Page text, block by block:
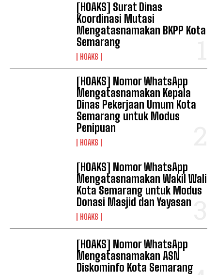
[HOAKS] Surat Dinas
Koordinasi Mutasi
Mengatasnamakan BKPP Kota
Semarang
HOAKS
[HOAKS] Nomor WhatsApp
Mengatasnamakan Kepala
Dinas Pekerjaan Umum Kota
Semarang untuk Modus
Penipuan
HOAKS
[HOAKS] Nomor WhatsApp
Mengatasnamakan Wakil Wali
Kota Semarang untuk Modus
Donasi Masjid dan Yayasan
HOAKS
[HOAKS] Nomor WhatsApp
Mengatasnamakan ASN
Diskominfo Kota Semarang